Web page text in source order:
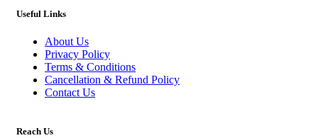
Useful Links
About Us
Privacy Policy
Terms & Conditions
Cancellation & Refund Policy
Contact Us
Reach Us